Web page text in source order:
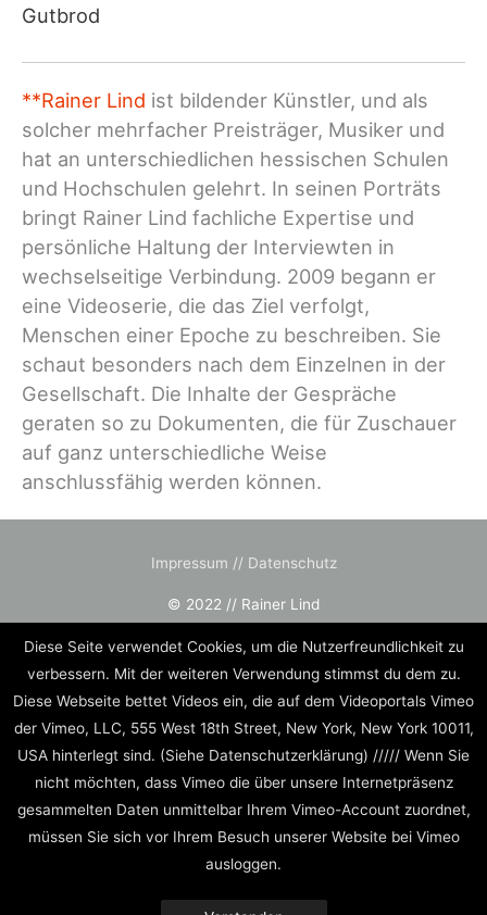
Gutbrod
**Rainer Lind ist bildender Künstler, und als
solcher mehrfacher Preisträger, Musiker und
hat an unterschiedlichen hessischen Schulen
und Hochschulen gelehrt. In seinen Porträts
bringt Rainer Lind fachliche Expertise und
persönliche Haltung der Interviewten in
wechselseitige Verbindung. 2009 begann er
eine Videoserie, die das Ziel verfolgt,
Menschen einer Epoche zu beschreiben. Sie
schaut besonders nach dem Einzelnen in der
Gesellschaft. Die Inhalte der Gespräche
geraten so zu Dokumenten, die für Zuschauer
auf ganz unterschiedliche Weise
anschlussfähig werden können.
Impressum // Datenschutz
© 2022 // Rainer Lind
Diese Seite verwendet Cookies, um die Nutzerfreundlichkeit zu
verbessern. Mit der weiteren Verwendung stimmst du dem zu.
Diese Webseite bettet Videos ein, die auf dem Videoportals Vimeo
der Vimeo, LLC, 555 West 18th Street, New York, New York 10011,
USA hinterlegt sind. (Siehe Datenschutzerklärung) ///// Wenn Sie
nicht möchten, dass Vimeo die über unsere Internetpräsenz
gesammelten Daten unmittelbar Ihrem Vimeo-Account zuordnet,
müssen Sie sich vor Ihrem Besuch unserer Website bei Vimeo
ausloggen.